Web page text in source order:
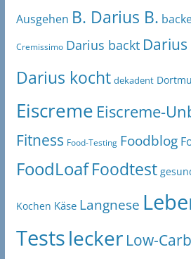
Ausgehen B. Darius B.
Cremissimo Darius backt
Darius kocht dekadent
Eiscreme Eiscreme-
Fitness Food-Testing Foodblog
FoodLoaf Foodtest
Kochen Käse Langnese
Testslecker Low-Carb